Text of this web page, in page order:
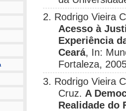
2. Rodrigo Vieira
Acesso à
Experiência
Ceará, In:
Fortaleza,
3. Rodrigo Vieira
Cruz. A
Realidade do